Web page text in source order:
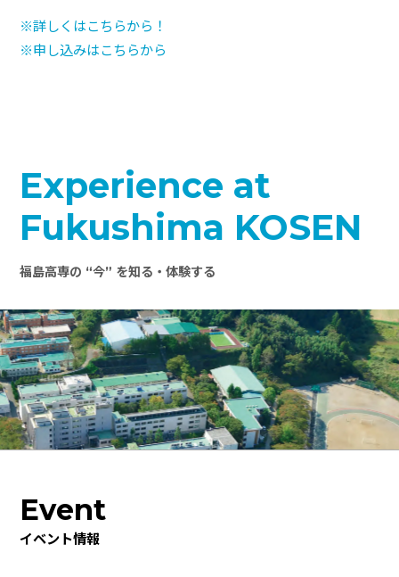
※詳しくはこちらから！
※申し込みはこちらから
Experience at
Fukushima KOSEN
福島高専の “今” を知る・体験する
Event
イベント情報